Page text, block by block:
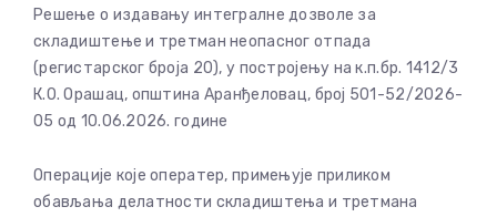
Решење о издавању интегралне дозволе за
складиштење и третман неопасног отпада
(регистарског броја 20), у постројењу на к.п.бр. 1412/3
К.О. Орашац, општина Аранђеловац, број 501-52/2026-
05 од 10.06.2026. године
Операције које оператер, примењује приликом
обављања делатности складиштења и третмана